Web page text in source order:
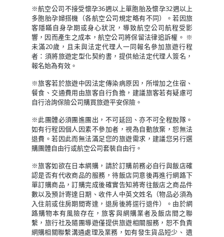
※航空公司不接受懷孕36週以上單胞胎及懷孕32週以上
多胞胎孕婦搭機（各航空公司規定略有不同）。若因旅
客隱瞞自身孕期或身心狀況，導致航空公司航程受影
響，因而產生之成本，航空公司將保留法律追訴權。 ※
未滿20歲，且未與法定代理人一同報名參加旅遊行程
者：須將旅遊定型化契約書，提供給法定代理人簽名，
報名始為有效。
※旅客若於旅遊中因法定傳染病原因，所增加之住宿、
餐食、交通費用由旅客自行負擔，建議旅客若有疑慮可
自行洽詢保險公司購買旅遊平安保險。
※此團體必須團進團出，不可延回、亦不可全程脫隊。
如有行程因個人因素不參加者，視為自動放棄，恕無法
退費。若因此而無法滿足您的旅遊需求，建議您另行選
購團體自由行或航空公司套裝自由行。
※旅客如欲在日本網購，請於訂購前務必自行與飯店確
認是否有代收商品的服務，待飯店同意後再進行網路下
單訂購商品，訂購完成後確實告知將寄往飯店之商品件
數以及預計寄達日期、收件人中英文姓名（物品必須為
入住前或住房期間寄達，退房後將逕行退件）。由於網
路購物本有風險存在，旅客與網購業者及飯店間之聯
繫，旅行社及隨團導遊僅提供旅遊相關服務，恕不負責
網購相關聯繫溝通處理及業務，如有發生貨品短少、 遺